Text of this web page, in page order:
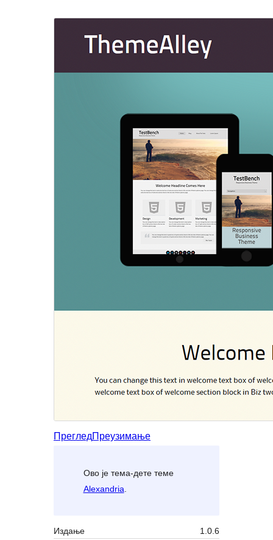
ПрегледПреузимање
Ово је тема-дете теме
Alexandria
Издање
1.0.6